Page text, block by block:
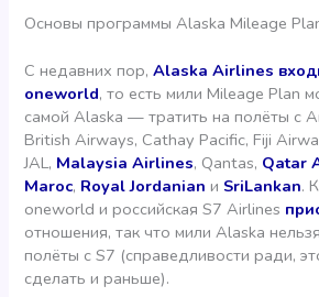
Основы программы Alaska Mileage
С недавних пор,Alaska Airlines
oneworld, то есть мили Mileage Plan
самой Alaska — тратить на полёты с
British Airways, Cathay Pacific, Fiji
JAL, Malaysia Airlines, Qantas, Qatar
Maroc, Royal Jordanian и SriLankan.
oneworld и российская S7 Airlines
отношения, так что мили Alaska
полёты с S7 (справедливости ради,
сделать и раньше).